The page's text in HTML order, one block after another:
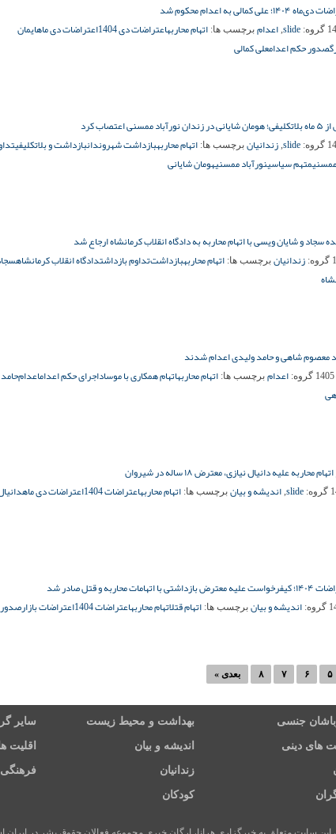
۱۴۰۴؛ علی کمالی به اعدام محکوم شد
گروه: slide
, اعدام برچسب ها: اتهام محاربهاعتراضات دی 1404 اعتراضات دی ماهایمان
صدور حکم اعدامعلی کمالی
ممسنی اعتصاب کرد
گروه: slide
, زندانیان برچسب ها: اتهام محاربهبازداشت شهروندانبازداشت و بلاتکلیفی
متهم سیاسینورآباد ممسنیهومان شایانی
سجاد و شایان ویسی با اتهام محاربه به دادگاه انقلاب کرمانشاه ارجاع شد
گروه: زندانیان برچسب ها: اتهام محاربهبازداشت‌تداوم بازداشتدادگاه انقلاب کرمانشاه
معصوم شاهی و حامد ولیدی اعدام شدند
گروه: اعدام برچسب ها: اتهام محاربهاتهام همکاری با موساداجرای حکم اعداماعدام‌حامد
محاربه علیه دانیال نیازی، معترض ۱۸ ساله در شیروان
گروه: slide
, اندیشه و بیان برچسب ها: اتهام محاربهاعتراضات 1404 اعتراضات دی ماه
با اتهامات محاربه و قتل صادر شد
گروه: اندیشه و بیان برچسب ها: اتهام قتلاتهام محاربهاعتراضات 1404 اعتراضات بازارصدور
۵ ۶ ۷ ۸ بعدی »
جنسی بهداشت و محیط زیست سایر
های دینی اندیشه و بیان اقلیت
زندانیان فرهنگی
کودکان